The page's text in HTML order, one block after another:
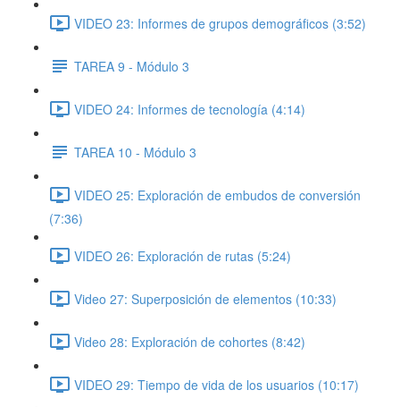
VIDEO 23: Informes de grupos demográficos (3:52)
TAREA 9 - Módulo 3
VIDEO 24: Informes de tecnología (4:14)
TAREA 10 - Módulo 3
VIDEO 25: Exploración de embudos de conversión
(7:36)
VIDEO 26: Exploración de rutas (5:24)
Video 27: Superposición de elementos (10:33)
Video 28: Exploración de cohortes (8:42)
VIDEO 29: Tiempo de vida de los usuarios (10:17)